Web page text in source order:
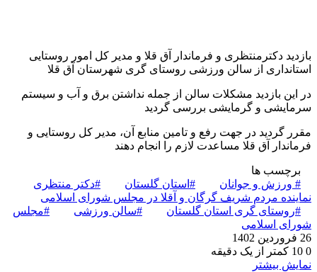
بازدید دکترمنتظری و فرماندار آق قلا و مدیر کل امور روستایی
استانداری از سالن ورزشی روستای گری شهرستان آق قلا
در این بازدید مشکلات سالن از جمله نداشتن برق و آب و سیستم
سرمایشی و گرمایشی بررسی گردید
مقرر گردید در جهت رفع و تامین منابع آن، مدیر کل روستایی و
فرماندار آق قلا مساعدت لازم را انجام دهند
برچسب ها
# ورزش و جوانان
#استان گلستان
#دکتر منتظری
نماینده مردم شریف گرگان و آقلا در مجلس شورای اسلامی
#روستای گری استان گلستان
#سالن ورزشی
#مجلس
شورای اسلامی
26 فروردین 1402
0
کمتر از یک دقیقه
نمایش بیشتر